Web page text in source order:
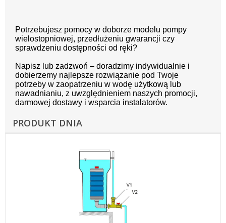
Potrzebujesz pomocy w doborze modelu pompy
wielostopniowej, przedłużeniu gwarancji czy
sprawdzeniu dostępności od ręki?
Napisz lub zadzwoń – doradzimy indywidualnie i
dobierzemy najlepsze rozwiązanie pod Twoje
potrzeby w zaopatrzeniu w wodę użytkową lub
nawadnianiu, z uwzględnieniem naszych promocji,
darmowej dostawy i wsparcia instalatorów.
PRODUKT DNIA